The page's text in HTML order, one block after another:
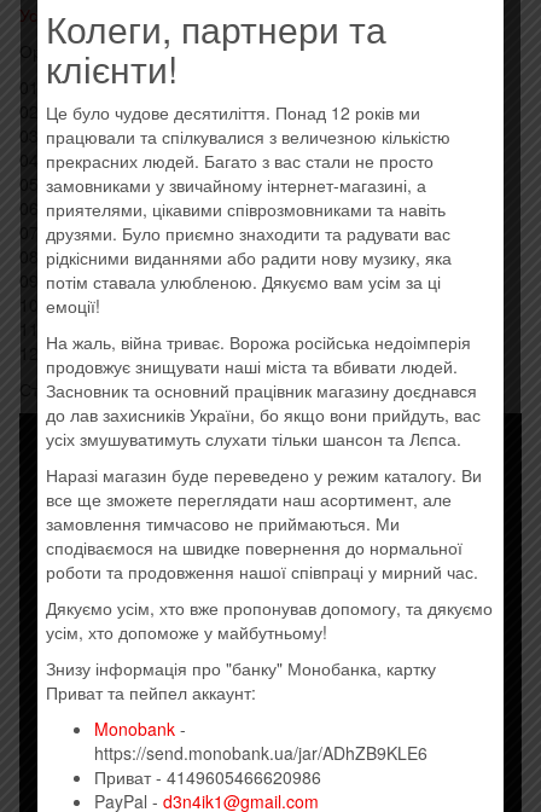
Усі товари: Adele
Оригинальный импортный диск, штрихкод: 0194399379721
01 – Strangers by Nature 03:02
02 – Easy on Me 03:44
03 – My Little Love 06:29
04 – Cry Your Heart Out 04:15
05 – Oh My God 03:45
06 – Can I Get It 03:30
07 – I Drink Wine 06:16
08 – All Night Parking (with Erroll Garner) 02:41
09 – Woman like Me 05:00
10 – Hold On 06:06
12 – Love Is a Game 06:43
Стиль: Pop
Колеги, партнери та
клієнти!
Це було чудове десятиліття. Понад 12 років ми
працювали та спілкувалися з величезною кількістю
прекрасних людей. Багато з вас стали не просто
замовниками у звичайному інтернет-магазині, а
приятелями, цікавими співрозмовниками та навіть
друзями. Було приємно знаходити та радувати вас
рідкісними виданнями або радити нову музику, яка
потім ставала улюбленою. Дякуємо вам усім за ці
емоції!
На жаль, війна триває. Ворожа російська недоімперія
продовжує знищувати наші міста та вбивати людей.
Засновник та основний працівник магазину доєднався
до лав захисників України, бо якщо вони прийдуть, вас
усіх змушуватимуть слухати тільки шансон та Лєпса.
Наразі магазин буде переведено у режим каталогу. Ви
все ще зможете переглядати наш асортимент, але
замовлення тимчасово не приймаються. Ми
сподіваємося на швидке повернення до нормальної
роботи та продовження нашої співпраці у мирний час.
Дякуємо усім, хто вже пропонував допомогу, та дякуємо
усім, хто допоможе у майбутньому!
Знизу інформація про "банку" Монобанка, картку
Приват та пейпел аккаунт:
Monobank -
https://send.monobank.ua/jar/ADhZB9KLE6
Приват - 4149605466620986
PayPal - d3n4ik1@gmail.com